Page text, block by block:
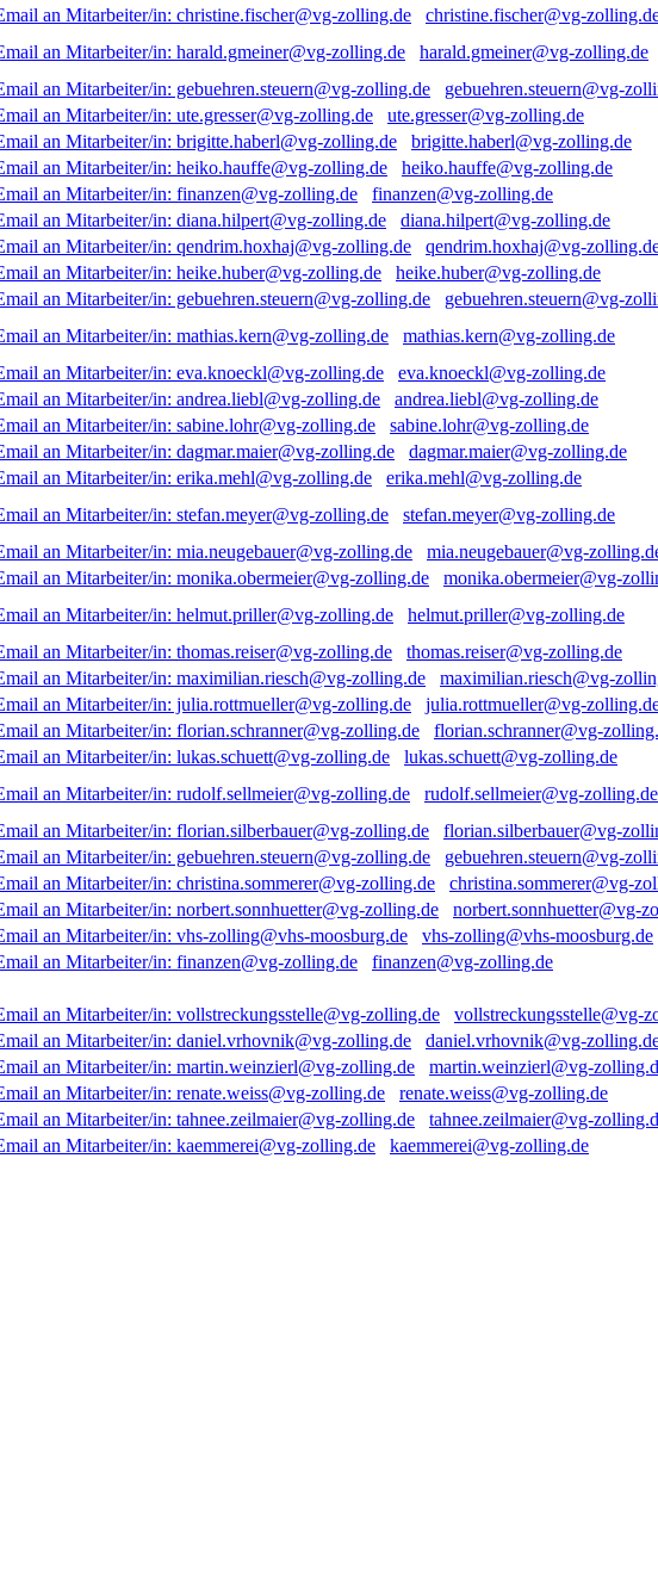
christine.fischer@vg-
harald.gmeiner@vg-zolling.de
gebuehren.steuern@vg-
ute.gresser@vg-zolling.de
brigitte.haberl@vg-zolling.de
heiko.hauffe@vg-zolling.de
finanzen@vg-zolling.de
diana.hilpert@vg-zolling.de
qendrim.hoxhaj@vg-
heike.huber@vg-zolling.de
gebuehren.steuern@vg-
mathias.kern@vg-zolling.de
eva.knoeckl@vg-zolling.de
andrea.liebl@vg-zolling.de
sabine.lohr@vg-zolling.de
dagmar.maier@vg-zolling.de
erika.mehl@vg-zolling.de
stefan.meyer@vg-zolling.de
mia.neugebauer@vg-
monika.obermeier@vg-
helmut.priller@vg-zolling.de
thomas.reiser@vg-zolling.de
maximilian.riesch@vg-
julia.rottmueller@vg-
florian.schranner@vg-
lukas.schuett@vg-zolling.de
rudolf.sellmeier@vg-zolling.de
florian.silberbauer@vg-
gebuehren.steuern@vg-
christina.sommerer@vg-
norbert.sonnhuetter@vg-
vhs-zolling@vhs-moosburg.de
finanzen@vg-zolling.de
vollstreckungsstelle@vg-
daniel.vrhovnik@vg-
martin.weinzierl@vg-
renate.weiss@vg-zolling.de
tahnee.zeilmaier@vg-
kaemmerei@vg-zolling.de